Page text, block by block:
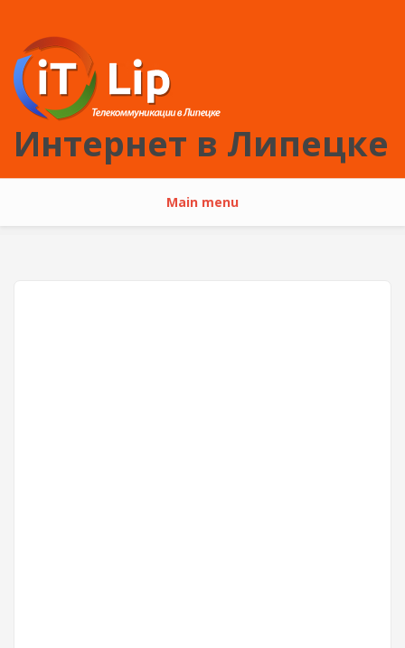
Интернет в Липецке
Main menu